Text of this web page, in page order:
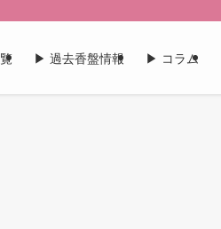
▶︎ 過去香盤情報 ▶︎ コラム